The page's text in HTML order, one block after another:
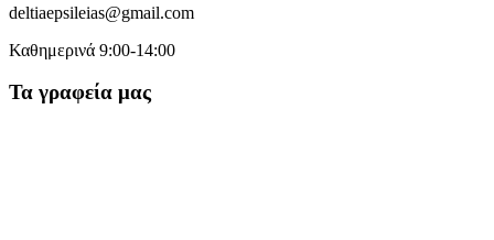
deltiaepsileias@gmail.com
Καθημερινά 9:00-14:00
Τα γραφεία μας